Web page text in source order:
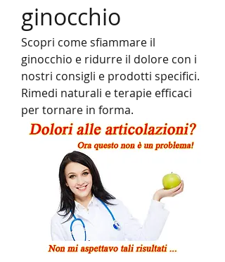
ginocchio
Scopri come sfiammare il
ginocchio e ridurre il dolore con i
nostri consigli e prodotti specifici.
Rimedi naturali e terapie efficaci
per tornare in forma.